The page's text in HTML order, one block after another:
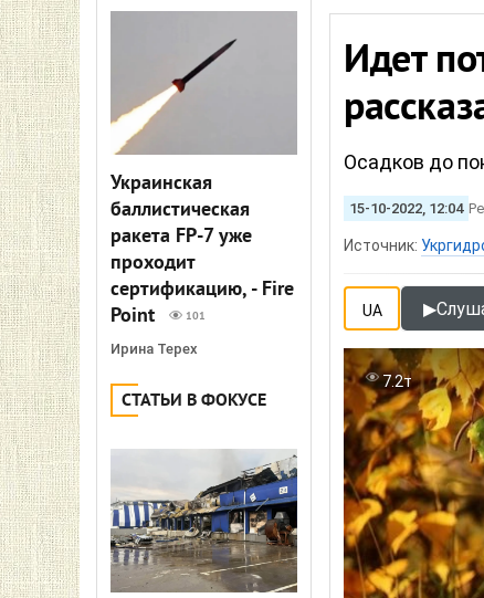
Украинская
баллистическая
ракета FP-7 уже
проходит
сертификацию, - Fire
Point
101
Ирина Терех
СТАТЬИ В ФОКУСЕ
Идет
Осадков до
15-10-2022, 12:04
Источник:
UA ▶
7.2т